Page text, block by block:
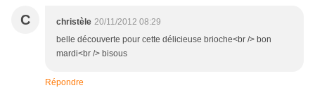
C christèle 20/11/2012 08:29
belle découverte pour cette délicieuse brioche<br /> bon
mardi<br /> bisous
Répondre